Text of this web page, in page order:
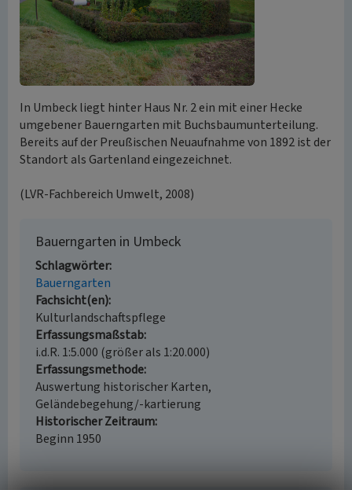
In Umbeck liegt hinter Haus Nr. 2 ein mit einer Hecke
umgebener Bauerngarten mit Buchsbaumunterteilung.
Bereits auf der Preußischen Neuaufnahme von 1892 ist der
Standort als Gartenland eingezeichnet.
(LVR-Fachbereich Umwelt, 2008)
Bauerngarten in Umbeck
Schlagwörter
Bauerngarten
Fachsicht(en)
Kulturlandschaftspflege
Erfassungsmaßstab
i.d.R. 1:5.000 (größer als 1:20.000)
Erfassungsmethode
Auswertung historischer Karten,
Geländebegehung/-kartierung
Historischer Zeitraum
Beginn 1950